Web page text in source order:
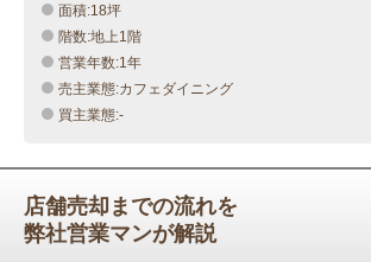
面積:18坪
階数:地上1階
営業年数:1年
売主業態:カフェダイニング
買主業態:-
店舗売却までの流れを
弊社営業マンが解説